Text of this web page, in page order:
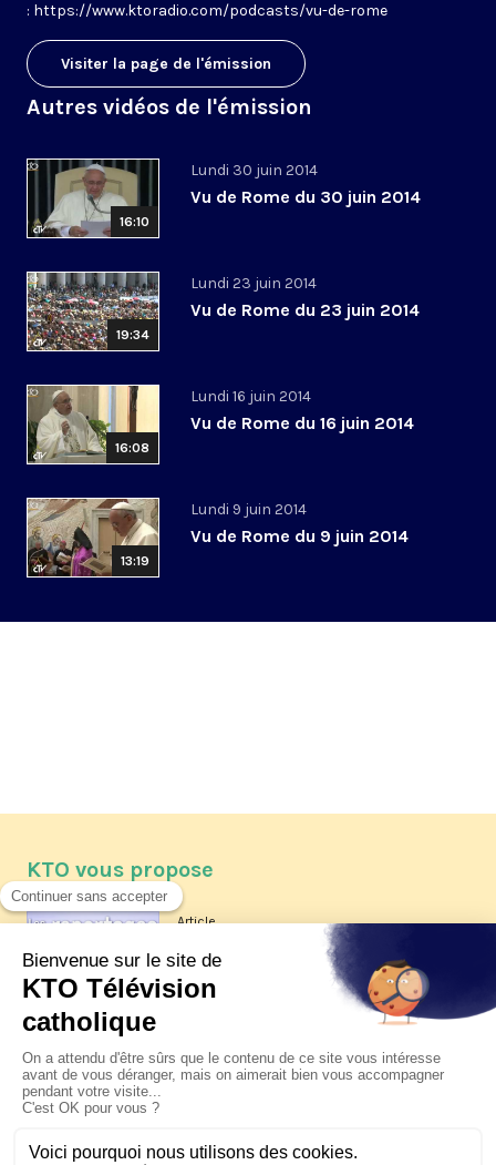
: https://www.ktoradio.com/podcasts/vu-de-rome
Visiter la page de l'émission
Autres vidéos de l'émission
16:10
Lundi 30 juin 2014
Vu de Rome du 30 juin 2014
19:34
Lundi 23 juin 2014
Vu de Rome du 23 juin 2014
16:08
Lundi 16 juin 2014
Vu de Rome du 16 juin 2014
13:19
Lundi 9 juin 2014
Vu de Rome du 9 juin 2014
KTO vous propose
Article
Les reportages d'été 2026 de KTO
La visite pastorale du pape Léon
XIV à Assise à suivre sur KTO le
jeudi 6 août
Le pape en Uruguay, Argentine et